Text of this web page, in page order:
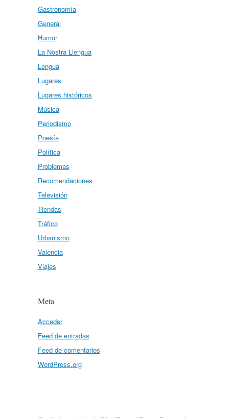
Gastronomía
General
Humor
La Nostra Llengua
Lengua
Lugares
Lugares históricos
Música
Periodismo
Poesía
Política
Problemas
Recomendaciones
Televisión
Tiendas
Tráfico
Urbanismo
Valencia
Viajes
Meta
Acceder
Feed de entradas
Feed de comentarios
WordPress.org